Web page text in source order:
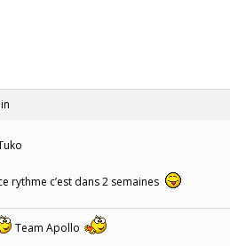
rythme c’est dans 2 semaines
Team Apollo